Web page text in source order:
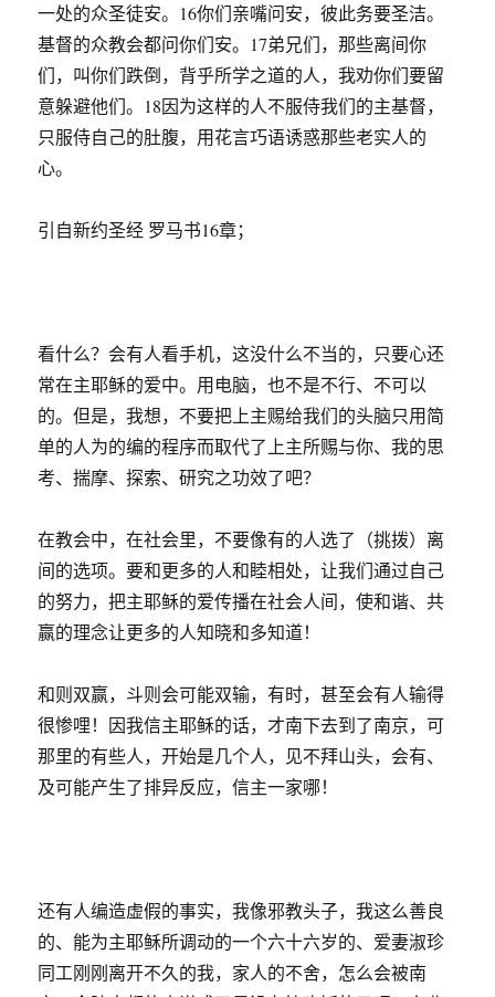
一处的众圣徒安。16你们亲嘴问安，彼此务要圣洁。
基督的众教会都问你们安。17弟兄们，那些离间你
们，叫你们跌倒，背乎所学之道的人，我劝你们要留
意躲避他们。18因为这样的人不服侍我们的主基督，
只服侍自己的肚腹，用花言巧语诱惑那些老实人的
心。
引自新约圣经 罗马书16章；
看什么？会有人看手机，这没什么不当的，只要心还
常在主耶稣的爱中。用电脑，也不是不行、不可以
的。但是，我想，不要把上主赐给我们的头脑只用简
单的人为的编的程序而取代了上主所赐与你、我的思
考、揣摩、探索、研究之功效了吧？
在教会中，在社会里，不要像有的人选了（挑拨）离
间的选项。要和更多的人和睦相处，让我们通过自己
的努力，把主耶稣的爱传播在社会人间，使和谐、共
赢的理念让更多的人知晓和多知道！
和则双赢，斗则会可能双输，有时，甚至会有人输得
很惨哩！因我信主耶稣的话，才南下去到了南京，可
那里的有些人，开始是几个人，见不拜山头，会有、
及可能产生了排异反应，信主一家哪！
还有人编造虚假的事实，我像邪教头子，我这么善良
的、能为主耶稣所调动的一个六十六岁的、爱妻淑珍
同工刚刚离开不久的我，家人的不舍，怎么会被南